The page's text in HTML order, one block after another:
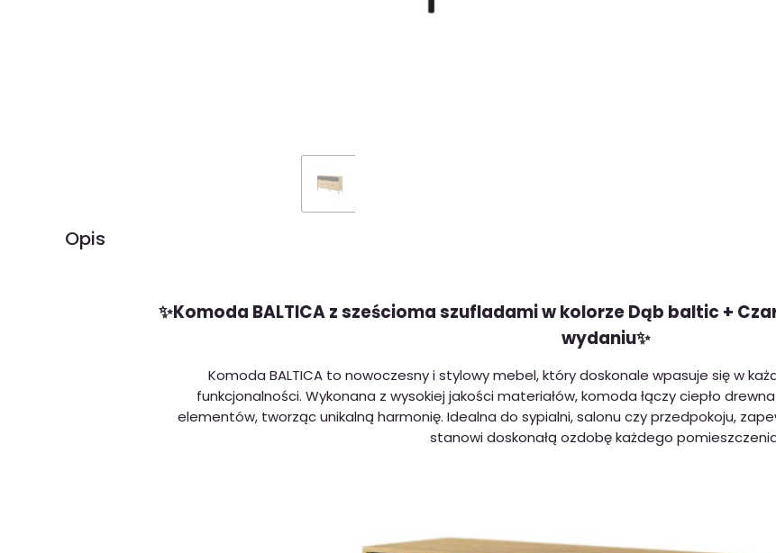
Opis
✨Komoda BALTICA z sześcioma szufladami w kolorze Dąb baltic +
wydaniu✨
Komoda BALTICA to nowoczesny i stylowy mebel, który doskonale wpasuje się w
funkcjonalności. Wykonana z wysokiej jakości materiałów, komoda łączy ciepło
elementów, tworząc unikalną harmonię. Idealna do sypialni, salonu czy przedpokoju,
stanowi doskonałą ozdobę każdego